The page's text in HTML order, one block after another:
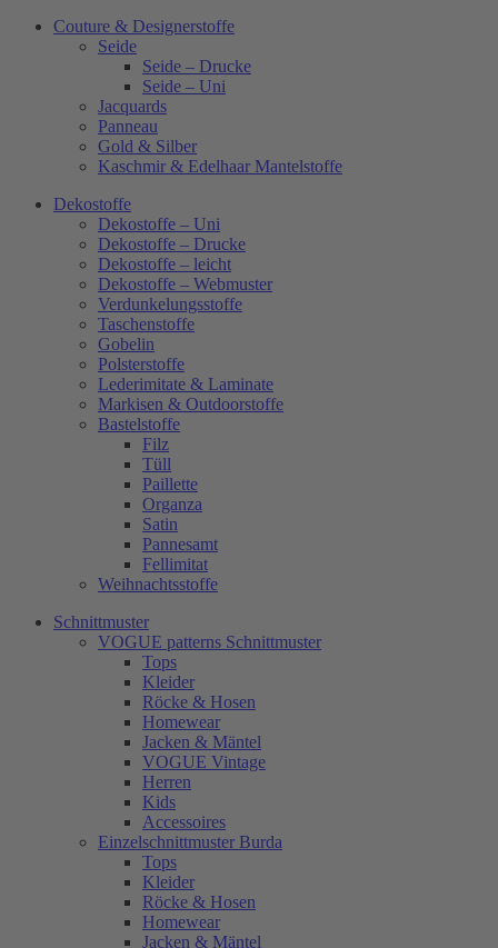
Couture & Designerstoffe
Seide
Seide – Drucke
Seide – Uni
Jacquards
Panneau
Gold & Silber
Kaschmir & Edelhaar Mantelstoffe
Dekostoffe
Dekostoffe – Uni
Dekostoffe – Drucke
Dekostoffe – leicht
Dekostoffe – Webmuster
Verdunkelungsstoffe
Taschenstoffe
Gobelin
Polsterstoffe
Lederimitate & Laminate
Markisen & Outdoorstoffe
Bastelstoffe
Filz
Tüll
Paillette
Organza
Satin
Pannesamt
Fellimitat
Weihnachtsstoffe
Schnittmuster
VOGUE patterns Schnittmuster
Tops
Kleider
Röcke & Hosen
Homewear
Jacken & Mäntel
VOGUE Vintage
Herren
Kids
Accessoires
Einzelschnittmuster Burda
Tops
Kleider
Röcke & Hosen
Homewear
Jacken & Mäntel